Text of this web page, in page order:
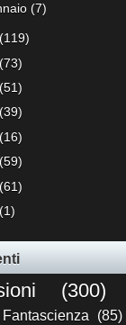
(7)
(119)
(73)
(51)
(39)
(16)
(59)
(61)
(1)
(300)
Fantascienza (85)